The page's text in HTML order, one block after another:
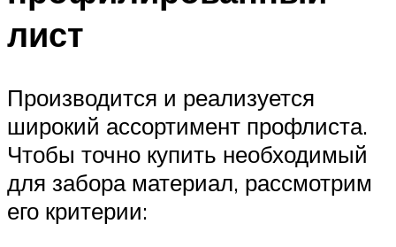
лист
Производится и реализуется
широкий ассортимент профлиста.
Чтобы точно купить необходимый
для забора материал, рассмотрим
его критерии: